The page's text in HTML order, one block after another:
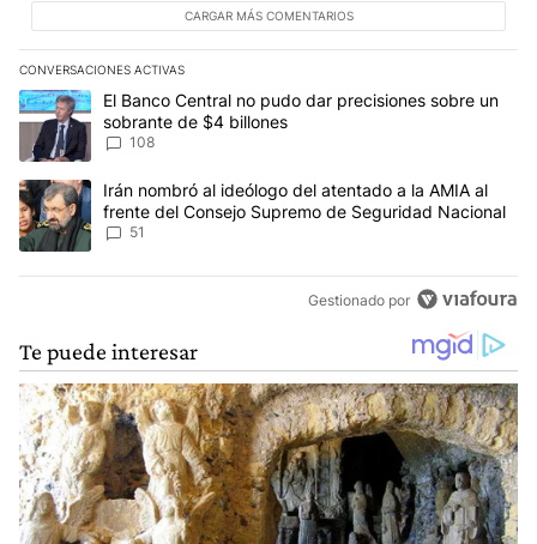
CARGAR MÁS COMENTARIOS
CONVERSACIONES ACTIVAS
Este listado muestra los artículos con más comentarios en los
Un artículo de tendencia con el título "El Banco Central no pudo
El Banco Central no pudo dar precisiones sobre un
sobrante de $4 billones
108
Un artículo de tendencia con el título "Irán nombró al ideólogo
Irán nombró al ideólogo del atentado a la AMIA al
frente del Consejo Supremo de Seguridad Nacional
51
Gestionado por